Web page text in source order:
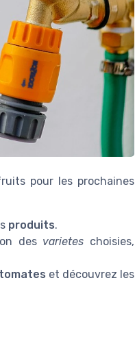
pour les prochaines
produits.
des varietes choisies,
et découvrez les